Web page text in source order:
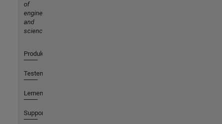
of
engineering
and
science
Produkte
Testen oder Kaufen
Lernen
Support